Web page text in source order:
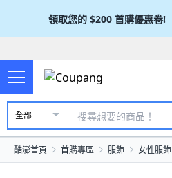
領取您的 $200 首購優惠卷!
全部
酷澎首頁 首購專區 服飾 女性服飾